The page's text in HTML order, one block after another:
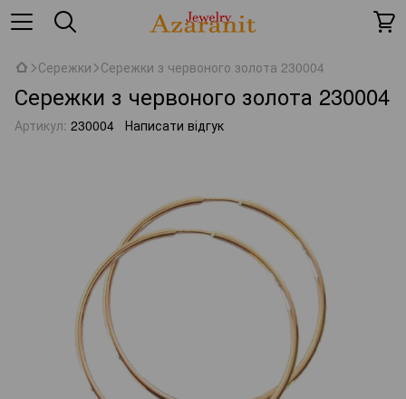
Сережки Сережки з червоного золота 230004
Сережки з червоного золота 230004
Артикул: 230004 Написати відгук